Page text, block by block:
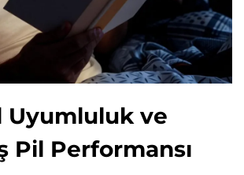
Uyumluluk ve
Pil Performansı